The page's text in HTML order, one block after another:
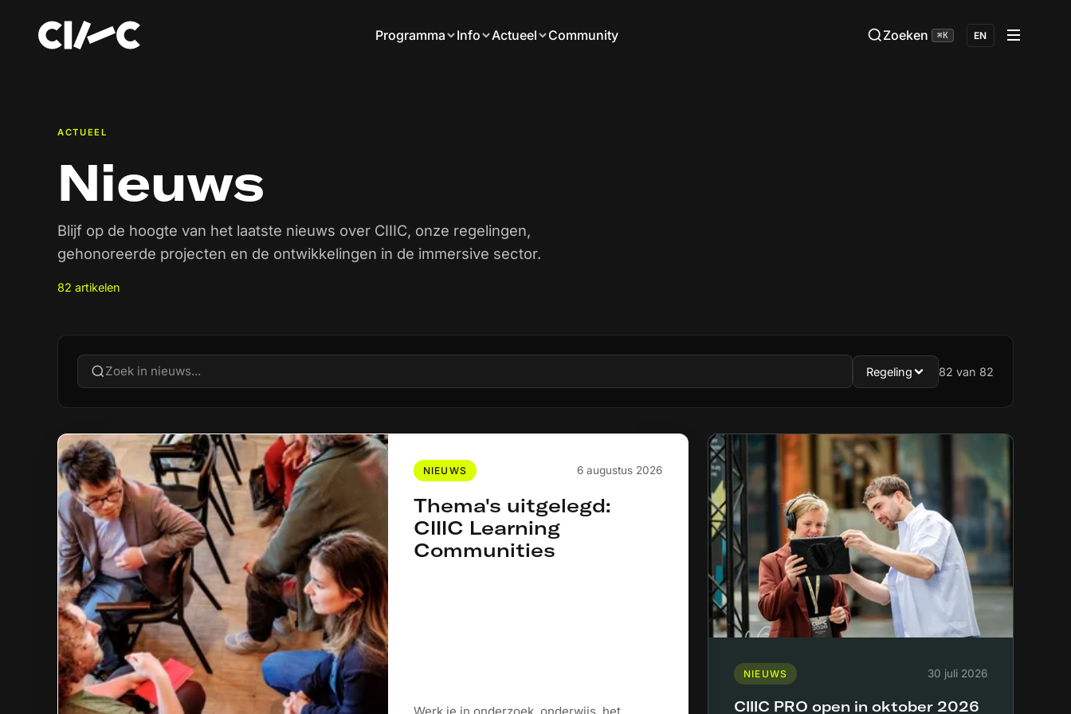
Programma Info Actueel Community Zoeken ⌘K EN
ACTUEEL
Nieuws
Blijf op de hoogte van het laatste nieuws over CIIIC, onze regelingen,
gehonoreerde projecten en de ontwikkelingen in de immersive sector.
82 artikelen
Regeling 82 van 82
NIEUWS 6 augustus 2026
Thema's uitgelegd:
CIIIC Learning
Communities
NIEUWS 30 juli 2026
CIIIC PRO open in oktober 2026